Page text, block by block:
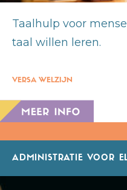
Taalhulp voor
taal willen leren.
VERSA WELZIJN
ADMINISTRATIE VOOR